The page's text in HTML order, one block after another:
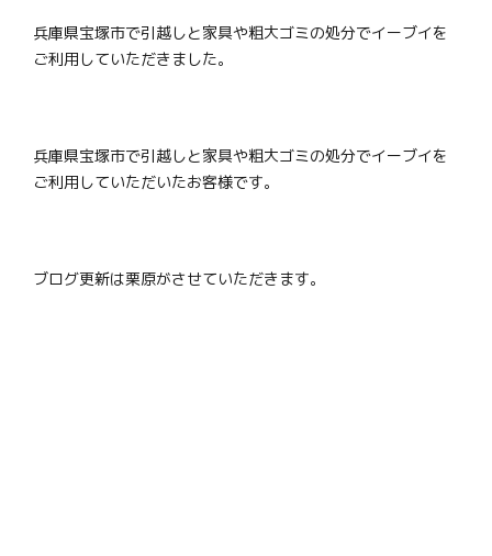
兵庫県宝塚市で引越しと家具や粗大ゴミの処分でイーブイを
ご利用していただきました。
兵庫県宝塚市で引越しと家具や粗大ゴミの処分でイーブイを
ご利用していただいたお客様です。
ブログ更新は栗原がさせていただきます。